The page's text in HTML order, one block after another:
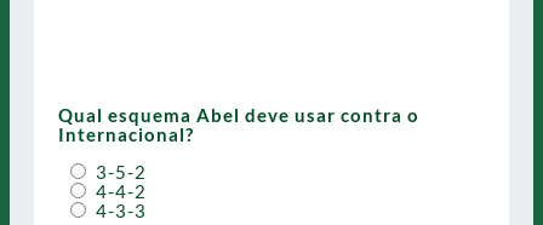
Qual esquema Abel deve usar contra o
Internacional?
3-5-2
4-4-2
4-3-3